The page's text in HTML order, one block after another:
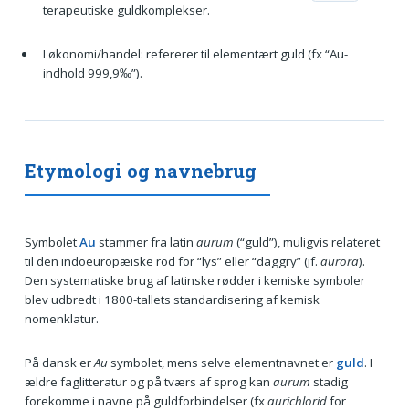
terapeutiske guldkomplekser.
I økonomi/handel: refererer til elementært guld (fx “Au-
indhold 999,9‰”).
Etymologi og navnebrug
SymboletAu stammer fra latin aurum (“guld”), muligvis relateret
til den indoeuropæiske rod for “lys” eller “daggry” (jf. aurora).
Den systematiske brug af latinske rødder i kemiske symboler
blev udbredt i 1800-tallets standardisering af kemisk
nomenklatur.
På dansk erAusymbolet, mens selve elementnavnet er guld. I
ældre faglitteratur og på tværs af sprog kan aurum stadig
forekomme i navne på guldforbindelser (fxaurichloridfor